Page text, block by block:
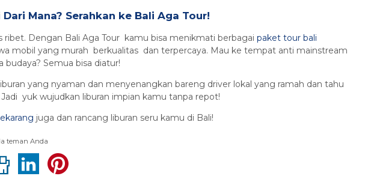
Mana? Serahkan ke Bali Aga Tour!
ribet. Dengan Bali Aga Tour kamu bisa menikmati berbagai paket tour bali
mobil yang murah berkualitas dan terpercaya. Mau ke tempat anti mainstream
Semua bisa diatur!
yang nyaman dan menyenangkan bareng driver lokal yang ramah dan tahu
yuk wujudkan liburan impian kamu tanpa repot!
juga dan rancang liburan seru kamu di Bali!
teman Anda